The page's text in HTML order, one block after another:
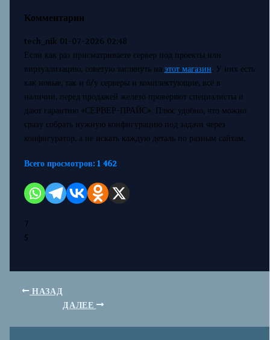
Комментарии
tech_nik 01-07-2026 02:48
Если как раз присматриваете сервер под проекты или
виртуализацию, советую заглянуть на этот магазин. У них есть
как новые, так и б/у серверы и комплектующие, всё в
наличии, перед продажей железо проверяют специалисты и
дают гарантию «СЕРВЕР-ПРАЙС». Плюс удобно, что можно
сразу собрать нужную конфигурацию под задачи через
конфигуратор, а не искать каждую деталь по разным сайтам.
Всего просмотров: 1 462
7
5
НАЗАД
ДАЛЕЕ